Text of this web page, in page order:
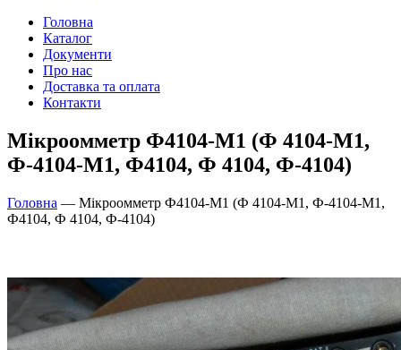
Головна
Каталог
Документи
Про нас
Доставка та оплата
Контакти
Мікроомметр Ф4104-М1 (Ф 4104-М1,
Ф-4104-М1, Ф4104, Ф 4104, Ф-4104)
Головна — Мікроомметр Ф4104-М1 (Ф 4104-М1, Ф-4104-М1,
Ф4104, Ф 4104, Ф-4104)